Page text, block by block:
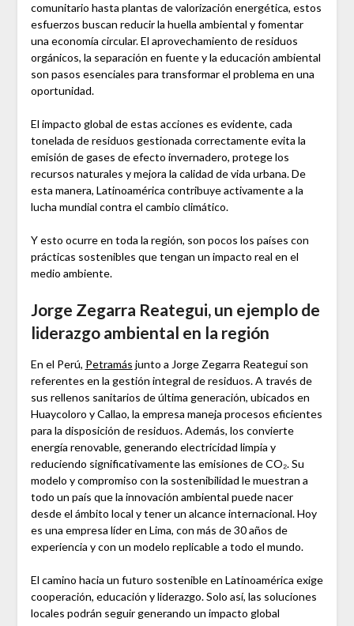
comunitario hasta plantas de valorización energética, estos
esfuerzos buscan reducir la huella ambiental y fomentar
una economía circular. El aprovechamiento de residuos
orgánicos, la separación en fuente y la educación ambiental
son pasos esenciales para transformar el problema en una
oportunidad.
El impacto global de estas acciones es evidente, cada
tonelada de residuos gestionada correctamente evita la
emisión de gases de efecto invernadero, protege los
recursos naturales y mejora la calidad de vida urbana. De
esta manera, Latinoamérica contribuye activamente a la
lucha mundial contra el cambio climático.
Y esto ocurre en toda la región, son pocos los países con
prácticas sostenibles que tengan un impacto real en el
medio ambiente.
Jorge Zegarra Reategui, un ejemplo de
liderazgo ambiental en la región
En el Perú, Petramás junto a Jorge Zegarra Reategui son
referentes en la gestión integral de residuos. A través de
sus rellenos sanitarios de última generación, ubicados en
Huaycoloro y Callao, la empresa maneja procesos eficientes
para la disposición de residuos. Además, los convierte
energía renovable, generando electricidad limpia y
reduciendo significativamente las emisiones de CO₂. Su
modelo y compromiso con la sostenibilidad le muestran a
todo un país que la innovación ambiental puede nacer
desde el ámbito local y tener un alcance internacional. Hoy
es una empresa líder en Lima, con más de 30 años de
experiencia y con un modelo replicable a todo el mundo.
El camino hacia un futuro sostenible en Latinoamérica exige
cooperación, educación y liderazgo. Solo así, las soluciones
locales podrán seguir generando un impacto global